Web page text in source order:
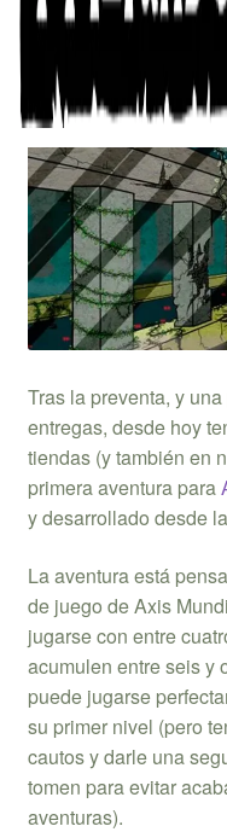
está aquí
Tras la preventa, y
entregas, desde hoy
tiendas (y también en
primera aventura para
y desarrollado desde
La aventura está
de juego de Axis
jugarse con entre
acumulen entre seis y
puede jugarse
su primer nivel (pero
cautos y darle una
tomen para evitar
aventuras).